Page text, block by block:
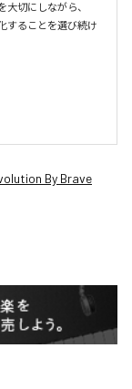
切にしながら、
することを選び続け
By Brave